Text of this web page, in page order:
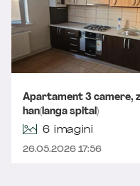
Apartament 3 camere,
han(langa spital)
6 imagini
26.05.2026 17:56